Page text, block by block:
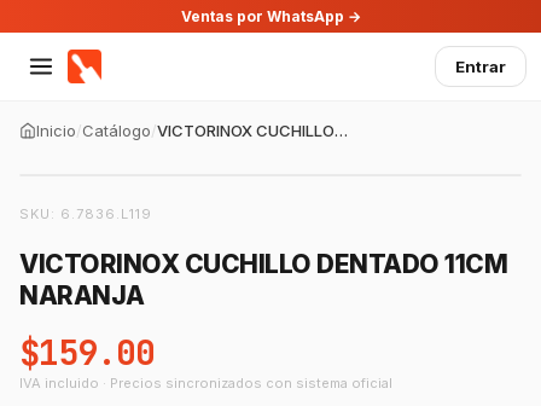
Ventas por WhatsApp →
Entrar
Inicio/Catálogo/ VICTORINOX CUCHILLO DENTADO 11CM NARANJA
SKU: 6.7836.L119
VICTORINOX CUCHILLO DENTADO 11CM
NARANJA
$159.00
IVA incluido · Precios sincronizados con sistema oficial